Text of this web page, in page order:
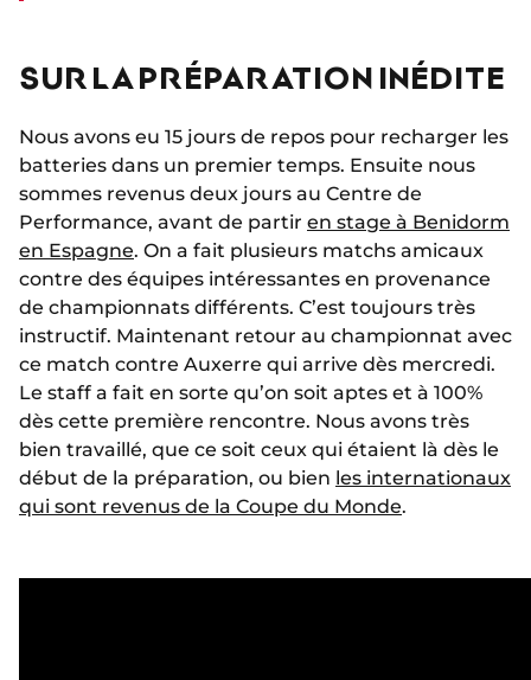
SUR LA PRÉPARATION INÉDITE
Nous avons eu 15 jours de repos pour recharger les
batteries dans un premier temps. Ensuite nous
sommes revenus deux jours au Centre de
Performance, avant de partir en stage à Benidorm
en Espagne. On a fait plusieurs matchs amicaux
contre des équipes intéressantes en provenance
de championnats différents. C’est toujours très
instructif. Maintenant retour au championnat avec
ce match contre Auxerre qui arrive dès mercredi.
Le staff a fait en sorte qu’on soit aptes et à 100%
dès cette première rencontre. Nous avons très
bien travaillé, que ce soit ceux qui étaient là dès le
début de la préparation, ou bien les internationaux
qui sont revenus de la Coupe du Monde.